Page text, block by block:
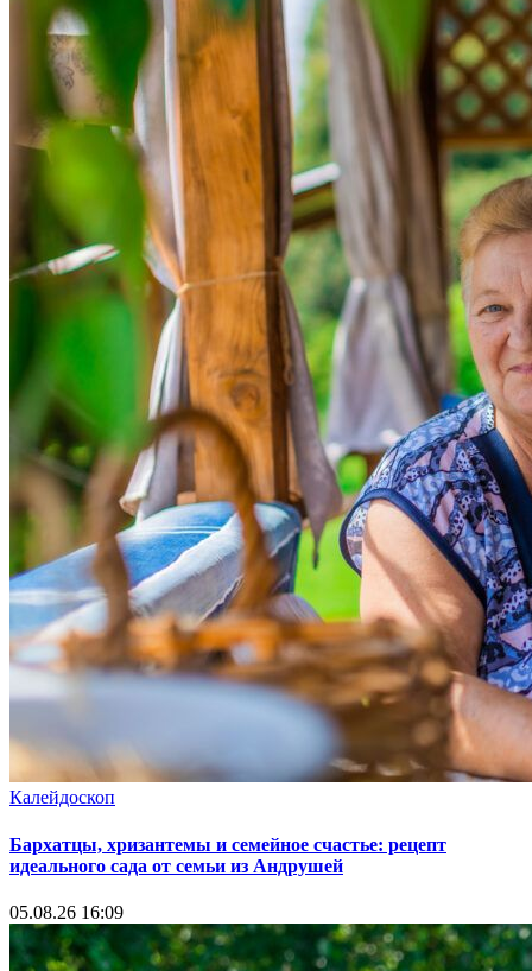
Калейдоскоп
Бархатцы, хризантемы и семейное счастье: рецепт
идеального сада от семьи из Андрушей
05.08.26 16:09